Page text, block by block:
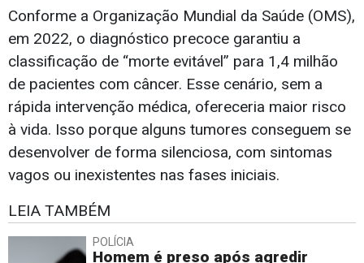
Conforme a Organização Mundial da Saúde (OMS),
em 2022, o diagnóstico precoce garantiu a
classificação de “morte evitável” para 1,4 milhão
de pacientes com câncer. Esse cenário, sem a
rápida intervenção médica, ofereceria maior risco
à vida. Isso porque alguns tumores conseguem se
desenvolver de forma silenciosa, com sintomas
vagos ou inexistentes nas fases iniciais.
LEIA TAMBÉM
POLÍCIA
Homem é preso após agredir